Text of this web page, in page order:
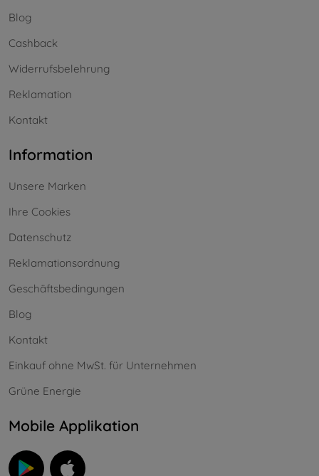
Blog
Cashback
Widerrufsbelehrung
Reklamation
Kontakt
Information
Unsere Marken
Ihre Cookies
Datenschutz
Reklamationsordnung
Geschäftsbedingungen
Blog
Kontakt
Einkauf ohne MwSt. für Unternehmen
Grüne Energie
Mobile Applikation